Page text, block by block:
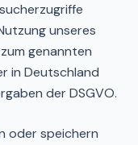
unseres
genannten
in Deutschland
der DSGVO.
oder speichern